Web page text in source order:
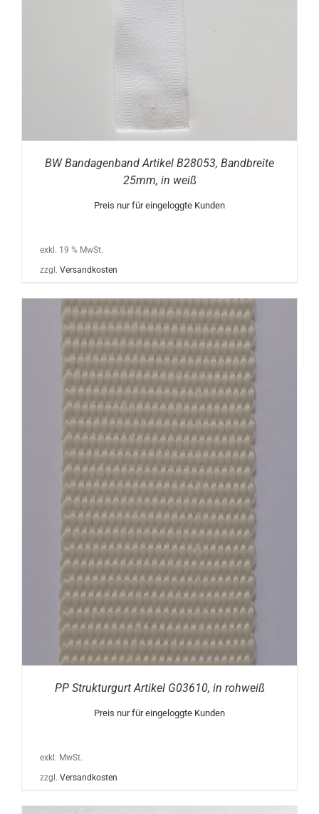
BW Bandagenband Artikel B28053, Bandbreite
25mm, in weiß
Preis nur für eingeloggte Kunden
exkl. 19 % MwSt.
zzgl. Versandkosten
PP Strukturgurt Artikel G03610, in rohweiß
Preis nur für eingeloggte Kunden
exkl. MwSt.
zzgl. Versandkosten